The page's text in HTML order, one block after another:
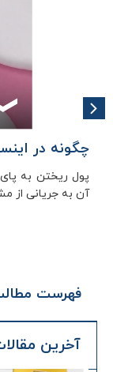
چگونه در
پول ریختن به پای
آن به جریانی از
فهرست
آخرین